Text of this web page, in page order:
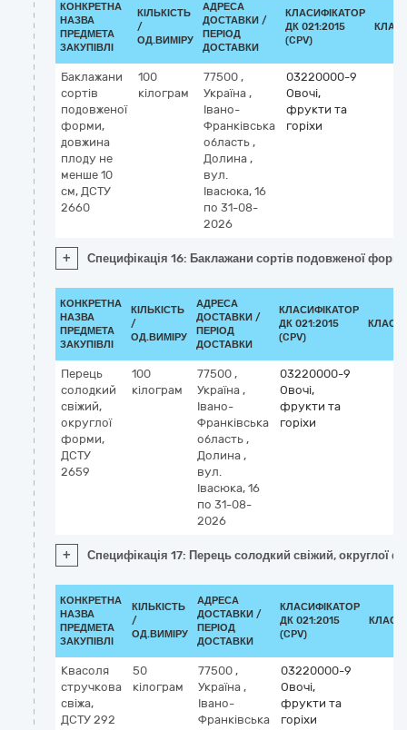
КОНКРЕТНА
НАЗВА
ПРЕДМЕТА
ЗАКУПІВЛІ
КІЛЬКІСТЬ
/
ОД.ВИМІРУ
АДРЕСА
ДОСТАВКИ /
ПЕРІОД
ДОСТАВКИ
КЛАСИФІКАТОР
ДК 021:2015
(CPV)
Баклажани
сортів
подовженої
форми,
довжина
плоду не
менше 10
см, ДСТУ
2660
100
кілограм
77500 ,
Україна ,
Івано-
Франківська
область ,
Долина ,
вул.
Івасюка, 16
по 31-08-
2026
03220000-9
Овочі,
фрукти та
горіхи
+ Специфікація 16: Баклажани сортів подовженої
КОНКРЕТНА
НАЗВА
ПРЕДМЕТА
ЗАКУПІВЛІ
КІЛЬКІСТЬ
/
ОД.ВИМІРУ
АДРЕСА
ДОСТАВКИ /
ПЕРІОД
ДОСТАВКИ
КЛАСИФІКАТОР
ДК 021:2015
(CPV)
Перець
солодкий
свіжий,
округлої
форми,
ДСТУ
2659
100
кілограм
77500 ,
Україна ,
Івано-
Франківська
область ,
Долина ,
вул.
Івасюка, 16
по 31-08-
2026
03220000-9
Овочі,
фрукти та
горіхи
+ Специфікація 17: Перець солодкий свіжий, округлої
КОНКРЕТНА
НАЗВА
ПРЕДМЕТА
ЗАКУПІВЛІ
КІЛЬКІСТЬ
/
ОД.ВИМІРУ
АДРЕСА
ДОСТАВКИ /
ПЕРІОД
ДОСТАВКИ
КЛАСИФІКАТОР
ДК 021:2015
(CPV)
Квасоля
стручкова
свіжа,
ДСТУ 292
50
кілограм
77500 ,
Україна ,
Івано-
Франківська
03220000-9
Овочі,
фрукти та
горіхи